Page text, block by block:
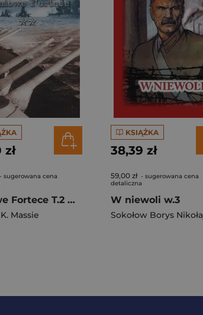
- sugerowana cena
Stalowe Fortece T.2 w.3
Massie
KSIĄŻKA
38,39 zł
59,00 zł - sugerowana cena
detaliczna
W niewoli w.3